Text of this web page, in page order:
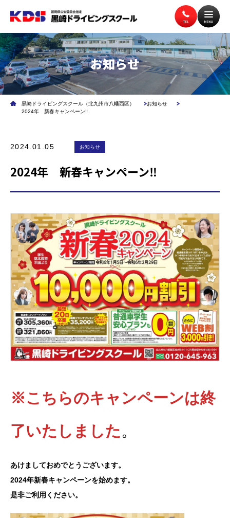
トップページ 入校案内
企業安全運転研修 学校交通安全講習
教習生ページ
お知らせ
黒崎ドライビングスクール（北九州市八幡西区）
お知らせ
2024年 新春キャンペーン‼
2024.01.05 お知らせ
2024年 新春キャンペーン‼
※こちらのキャンペーンは終
了いたしました。
あけましておめでとうございます。
2024年新春キャンペーンを始めます。
是非ご利用ください。